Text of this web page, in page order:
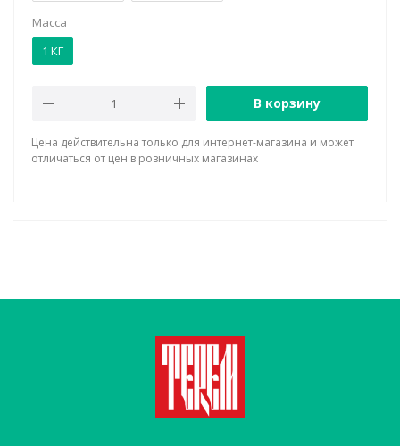
Масса
1 КГ
В корзину
Цена действительна только для интернет-магазина и может
отличаться от цен в розничных магазинах